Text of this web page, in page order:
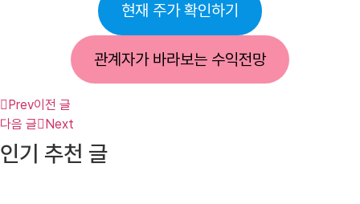
현재 주가 확인하기
관계자가 바라보는 수익전망
Prev이전 글
다음 글
Next
인기 추천 글